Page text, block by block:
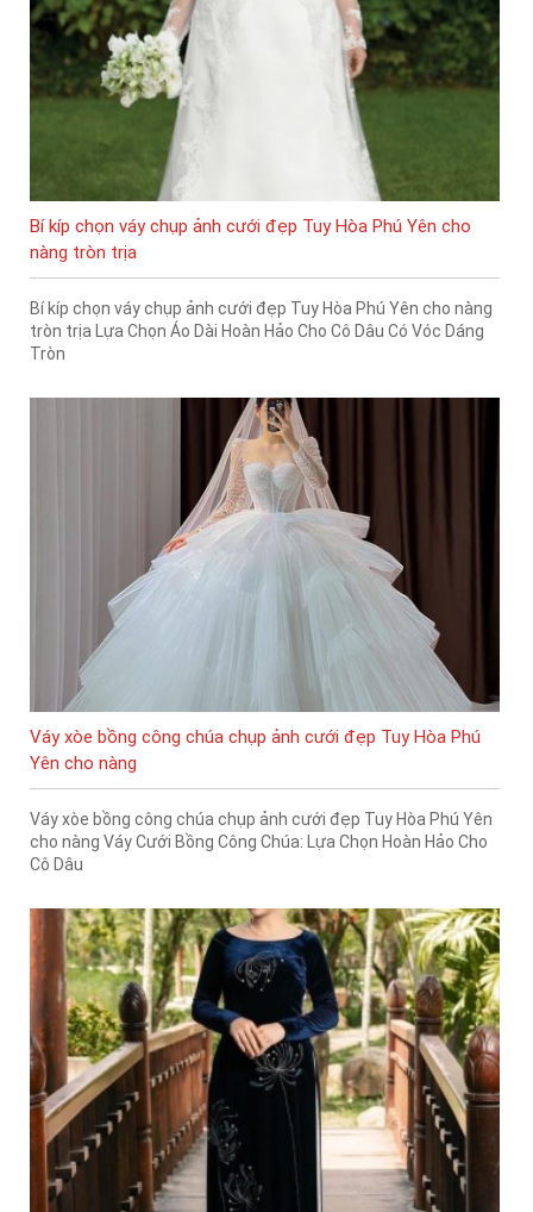
Bí kíp chọn váy chụp ảnh cưới đẹp Tuy Hòa Phú Yên cho
nàng tròn trịa
Bí kíp chọn váy chụp ảnh cưới đẹp Tuy Hòa Phú Yên cho nàng
tròn trịa Lựa Chọn Áo Dài Hoàn Hảo Cho Cô Dâu Có Vóc Dáng
Tròn
Váy xòe bồng công chúa chụp ảnh cưới đẹp Tuy Hòa Phú
Yên cho nàng
Váy xòe bồng công chúa chụp ảnh cưới đẹp Tuy Hòa Phú Yên
cho nàng Váy Cưới Bồng Công Chúa: Lựa Chọn Hoàn Hảo Cho
Cô Dâu